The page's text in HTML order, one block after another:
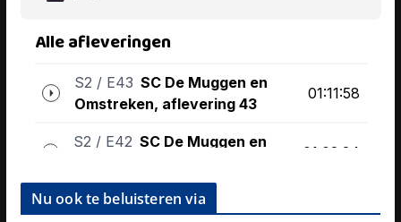
Nu ook te beluisteren via